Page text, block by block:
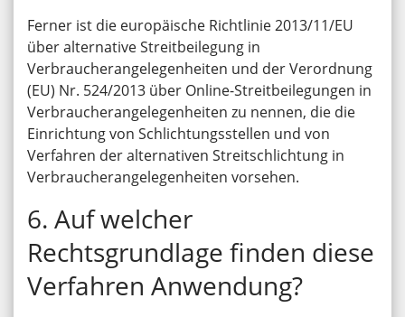
Ferner ist die europäische Richtlinie 2013/11/EU
über alternative Streitbeilegung in
Verbraucherangelegenheiten und der Verordnung
(EU) Nr. 524/2013 über Online-Streitbeilegungen in
Verbraucherangelegenheiten zu nennen, die die
Einrichtung von Schlichtungsstellen und von
Verfahren der alternativen Streitschlichtung in
Verbraucherangelegenheiten vorsehen.
6. Auf welcher
Rechtsgrundlage finden diese
Verfahren Anwendung?